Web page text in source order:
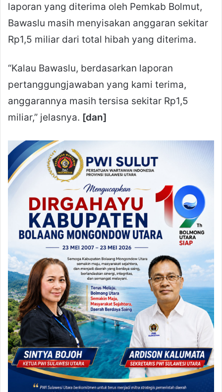
laporan yang diterima oleh Pemkab Bolmut,
Bawaslu masih menyisakan anggaran sekitar
Rp1,5 miliar dari total hibah yang diterima.
“Kalau Bawaslu, berdasarkan laporan
pertanggungjawaban yang kami terima,
anggarannya masih tersisa sekitar Rp1,5
miliar,” jelasnya. [dan]